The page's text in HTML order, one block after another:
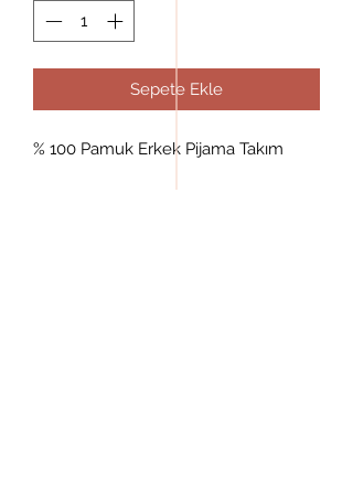
Sepete Ekle
% 100 Pamuk Erkek Pijama Takım